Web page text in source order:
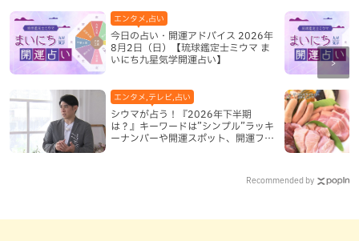
今日の占い・開運アドバイス 2026年
8月2日（日）【琉球鑑定士ミウマ ま
いにち九星気学開運占い】
エンタメ,占い
シウマが占う！『2026年下半期
は？』キーワードは”シンプル”ラッキ
ーナンバーや開運スポット、開運フー
エンタメ,テレビ,占い
Recommended by